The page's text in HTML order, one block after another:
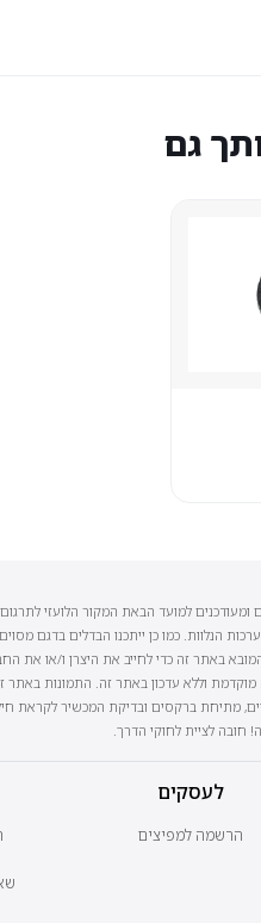
גם
למועד הבאת המקור הלועזי
הנלוות. כמו כן ייתכנו הבדלים בדגם
באתר זה כדי לחייב את היצרן ו/או את
וללא עדכון באתר זה. התמונות באתר
כולל חיזוקים כלליים, מתיחת ברקסים ובדיקת
לעסקים
הרשמה למפיצים